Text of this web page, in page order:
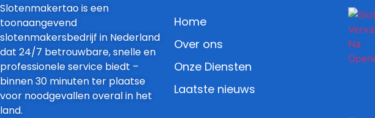
Slotenmakertao is een
toonaangevend
slotenmakersbedrijf in Nederland
dat 24/7 betrouwbare, snelle en
professionele service biedt –
binnen 30 minuten ter plaatse
voor noodgevallen overal in het
land.
Home
Over ons
Onze Diensten
Laatste nieuws